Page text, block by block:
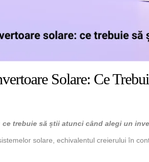
Solare: Ce
ce trebuie să știi atunci când alegi un
solare, echivalentul creierului în